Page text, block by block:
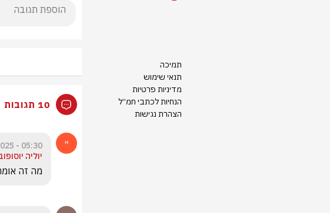
תמיכה
תנאי שימוש
מדיניות פרטיות
הנחיות לכתבי חמ״ל
הצהרת נגישות
10 תגובות
05:30 - 02.07.2025
יוליה
מה זה